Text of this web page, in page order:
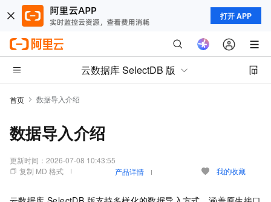
打开 APP
云数据库 SelectDB 版
首页 数据导入介绍
数据导入介绍
更新时间： 2026-07-08 10:43:55
复制 MD 格式
产品详情 我的收藏